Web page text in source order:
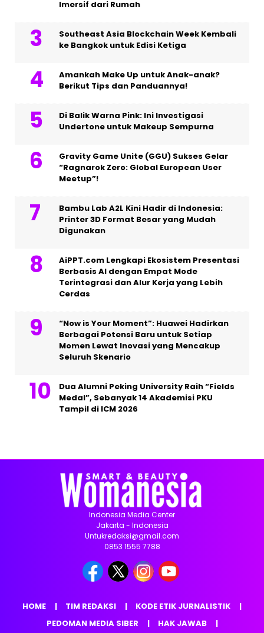
Imersif dari Rumah
Southeast Asia Blockchain Week Kembali
ke Bangkok untuk Edisi Ketiga
Amankah Make Up untuk Anak-anak?
Berikut Tips dan Panduannya!
Di Balik Warna Pink: Ini Investigasi
Undertone untuk Makeup Sempurna
Gravity Game Unite (GGU) Sukses Gelar
“Ragnarok Zero: Global European User
Meetup”!
Bambu Lab A2L Kini Hadir di Indonesia:
Printer 3D Format Besar yang Mudah
Digunakan
AiPPT.com Lengkapi Ekosistem Presentasi
Berbasis AI dengan Empat Mode
Terintegrasi dan Alur Kerja yang Lebih
Cerdas
“Now is Your Moment”: Huawei Hadirkan
Berbagai Potensi Baru untuk Setiap
Momen Lewat Inovasi yang Mencakup
Seluruh Skenario
Dua Alumni Peking University Raih “Fields
Medal”, Sebanyak 14 Akademisi PKU
Tampil di ICM 2026
Indonesia Media Center
Jakarta - Indonesia
Untukredaksi@gmail.com
0853 1555 7788
HOME TIM REDAKSI
KODE ETIK JURNALISTIK
PEDOMAN MEDIA SIBER
HAK JAWAB